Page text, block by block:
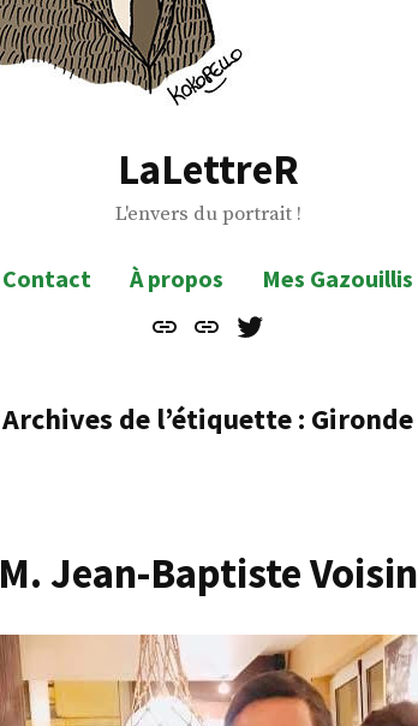
LaLettreR
L'envers du portrait !
Contact À propos
Mes Gazouillis
Contact
À
Mes
Archives de l’étiquette : Gironde
M. Jean-Baptiste Voisin